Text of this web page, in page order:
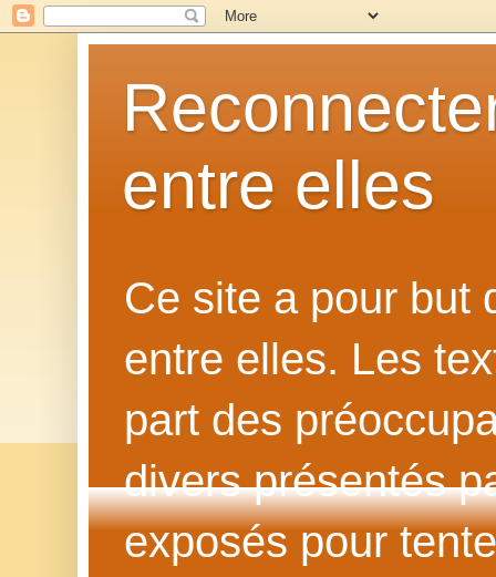
entre elles
Ce site a pour but
entre elles. Les
part des
divers présentés
exposés pour